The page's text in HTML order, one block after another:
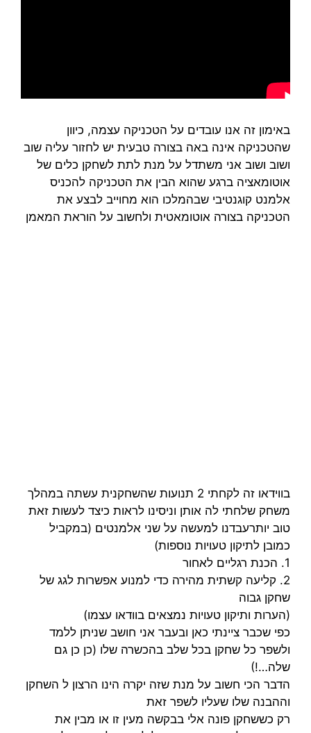
באימון זה אנו עובדים על הטכניקה עצמה, כיוון
שהטכניקה אינה באה בצורה טבעית יש לחזור עליה שוב
ושוב ושוב אני משתדל על מנת לתת לשחקן כלים של
אוטומאציה ברגע שהוא הבין את הטכניקה להכניס
אלמנט קוגנטיבי שבהמלכו הוא מחוייב לבצע את
הטכניקה בצורה אוטומאטית ולחשוב על הוראת המאמן
בווידאו זה לקחתי 2 תנועות שהשחקנית עשתה במהלך
משחק שלחתי לה אותן וניסינו לראות כיצד לעשות זאת
טוב יותרעבדנו למעשה על שני אלמנטים (במקביל
כמובן לתיקון טעויות נוספות)
1. הכנת רגליים לאחור
2. קליעה קשתית מהירה כדי למנוע אפשרות לגג של
שחקן גבוה
(הערות ותיקון טעויות נמצאים בוודאו עצמו)
כפי שכבר ציינתי כאן ובעבר אני חושב שניתן ללמד
ולשפר כל שחקן בכל שלב בהכשרה שלו (כן כן גם
שלה…!)
הדבר הכי חשוב על מנת שזה יקרה הינו הרצון ל השחקן
וההבנה שלו שעליו לשפר זאת
רק כששחקן פונה אלי בבקשה מעין זו או מבין את